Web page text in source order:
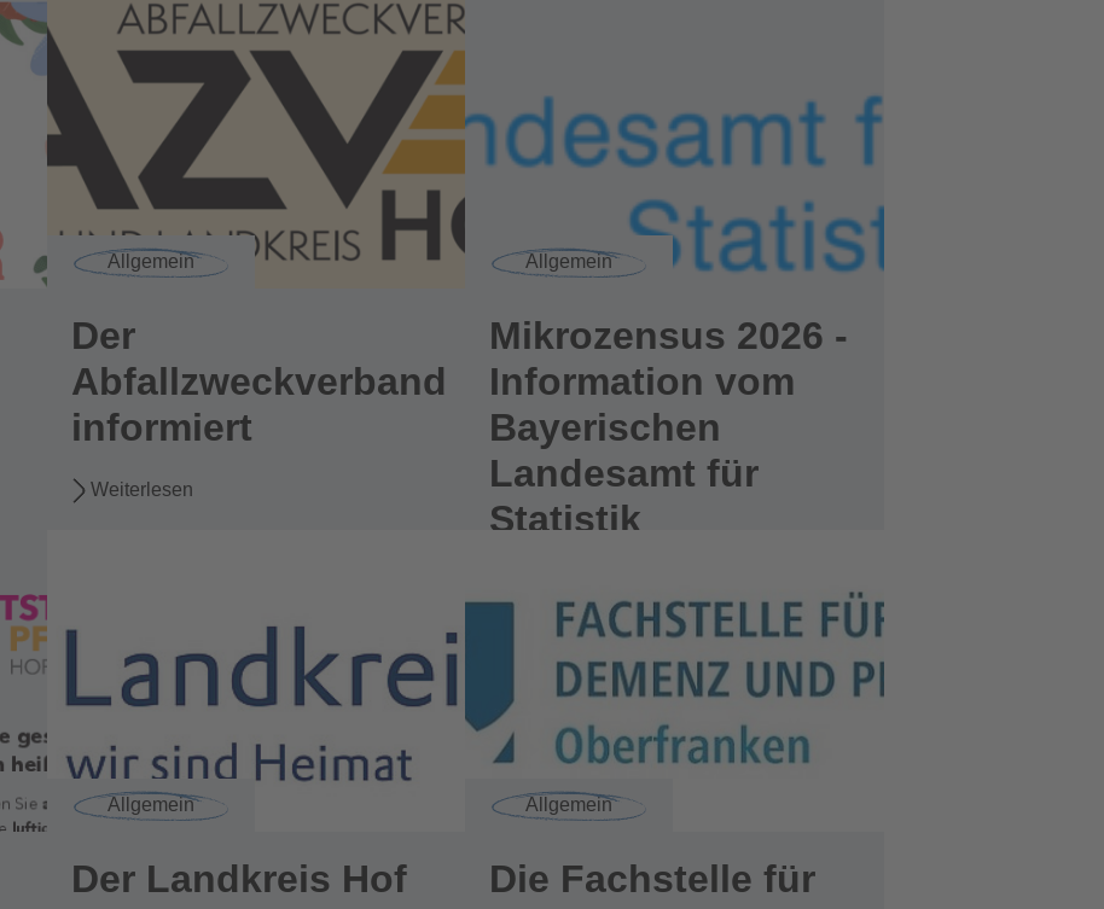
Weiterlesen
Allgemein
Der
Abfallzweckverband
informiert
Weiterlesen
Allgemein
Mikrozensus 2026 -
Information vom
Bayerischen
Landesamt für
Statistik
Allgemein
Der Landkreis Hof
Allgemein
Die Fachstelle für